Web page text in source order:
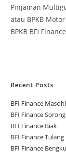
Pinjaman
atau BPKB
BPKB BFI
Recent Posts
BFI Finance Masohi
BFI Finance Sorong
BFI Finance Biak
BFI Finance
BFI Finance